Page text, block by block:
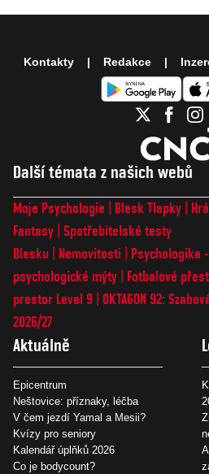
Další témata z našich webů
Moje Psychologie Blesk Tlapky
Fantasy Spotřebitelské testy
Blesku
Nemovitosti
Psychologika
psychologické mýty
Fotbalové
prostor Level 9 OKTAGON 92:
2026/27
Aktuálně
Epicentrum
Neštovice: příznaky, léčba
V čem jezdí Yamal a Mesii?
Kvízy pro seniory
Kalendář úplňků 2026
Co je bodycount?
Kontakty Redakce